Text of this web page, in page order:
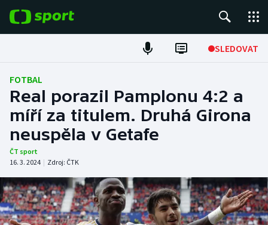
SLEDOVAT
Fotbal
Hokej
Tenis
Atletika
Cyklistika
DALŠÍ SPORTY
FOTBAL
Real porazil Pamplonu 4:2 a
míří za titulem. Druhá Girona
neuspěla v Getafe
ČT sport
16. 3. 2024 | Zdroj: ČTK